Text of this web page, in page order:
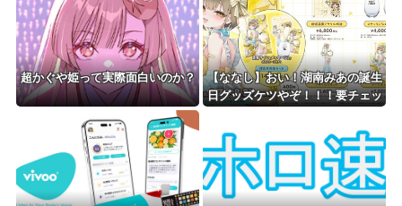
超かぐや姫って実際面白いのか？
【ななし】おい！湖南みあの誕生
日グッズケツやぞ！！！要チェッ